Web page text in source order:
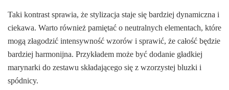
Taki kontrast sprawia, że stylizacja staje się bardziej dynamiczna i
ciekawa. Warto również pamiętać o neutralnych elementach, które
mogą złagodzić intensywność wzorów i sprawić, że całość będzie
bardziej harmonijna. Przykładem może być dodanie gładkiej
marynarki do zestawu składającego się z wzorzystej bluzki i
spódnicy.